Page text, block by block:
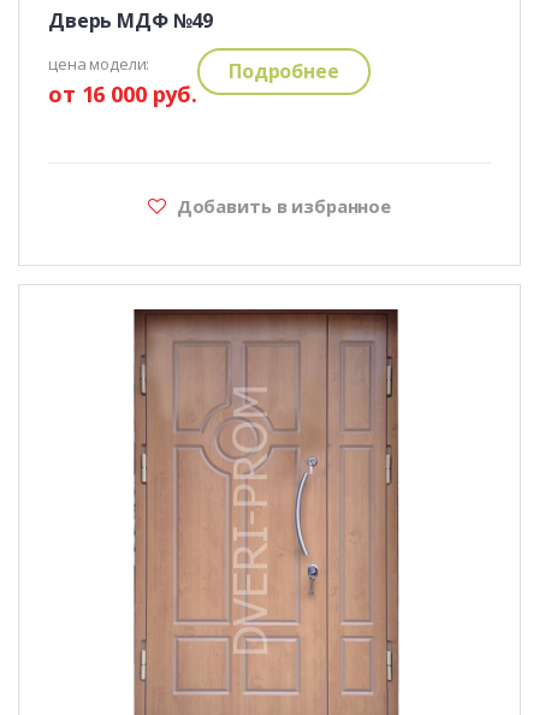
Дверь МДФ №49
цена модели:
от 16 000 руб.
Подробнее
Добавить в избранное